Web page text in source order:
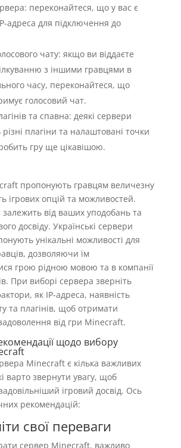
переконайтеся, що у вас є
адреса для підключення до
чату: якщо ви віддаєте
з іншими гравцями в
часу, переконайтеся, що
голосовий чат.
та спавна: деякі сервери
плагіни та налаштовані точки
гру ще цікавішою.
пропонують гравцям величезну
ігрових опцій та можливостей.
залежить від ваших уподобань та
досвіду. Українські сервери
унікальні можливості для
дозволяючи їм
грою рідною мовою та в компанії
При виборі сервера зверніть
як IP-адреса, наявність
та плагінів, щоб отримати
від гри Minecraft.
щодо вибору
Minecraft є кілька важливих
варто звернути увагу, щоб
ігровий досвід. Ось
рекомендацій:
свої переваги
сервер Minecraft, важливо